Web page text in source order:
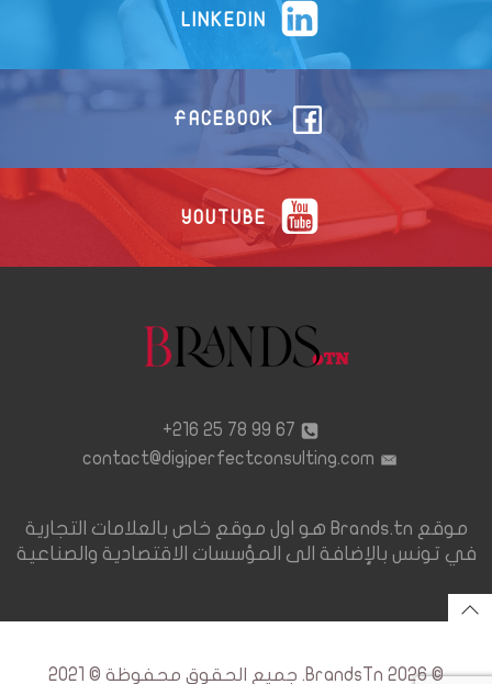
LINKEDIN
FACEBOOK
YOUTUBE
67 99 78 25 216+
contact@digiperfectconsulting.com
موقع Brands.tn هو اول موقع خاص بالعلامات التجارية
في تونس بالإضافة الى المؤسسات الاقتصادية والصناعية
© 2026 BrandsTn. جميع الحقوق محفوظة © 2021